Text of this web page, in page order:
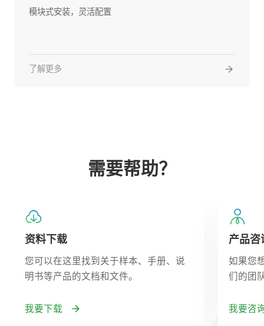
模块式安装，灵活配置
了解更多
需要帮助？
资料下载
您可以在这里找到关于样本、手册、说
明书等产品的文档和文件。
我要下载
产品咨
如果您
们的团
我要咨